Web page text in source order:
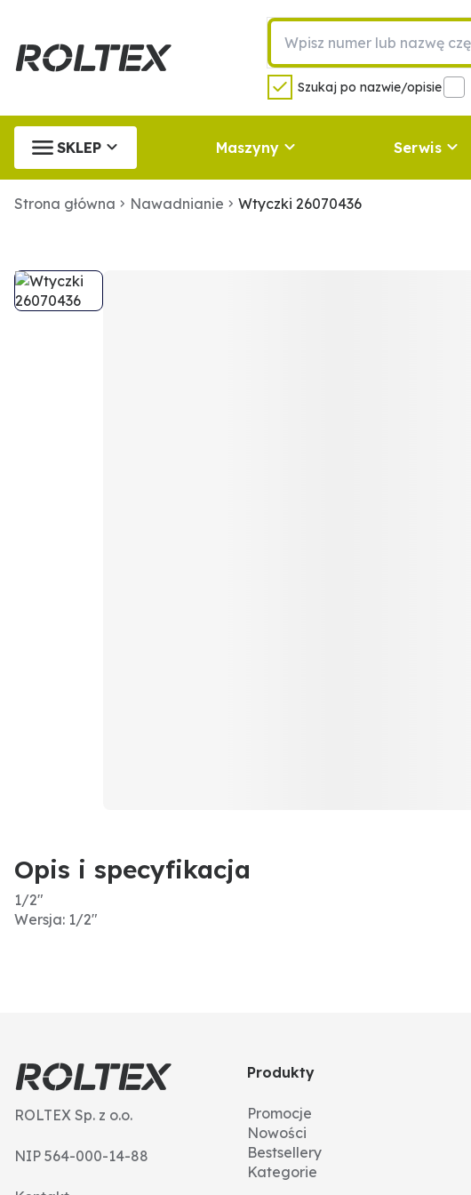
Szukaj po nazwie/opisie
SKLEP Maszyny Serwis
Strona główna Nawadnianie Wtyczki 26070436
Opis i specyfikacja
1/2"
Wersja: 1/2"
ROLTEX Sp. z o.o.
NIP 564-000-14-88
Produkty
Promocje
Nowości
Bestsellery
Kategorie